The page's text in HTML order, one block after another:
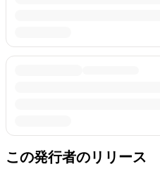
この発行者のリリース